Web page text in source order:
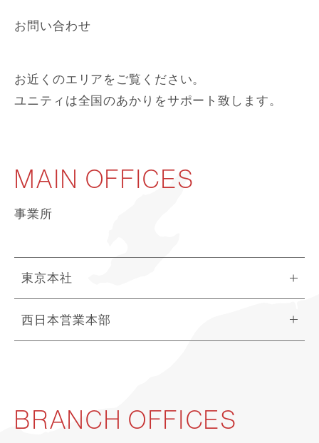
お問い合わせ
お近くのエリアをご覧ください。
ユニティは全国のあかりをサポート致します。
MAIN OFFICES
事業所
東京本社
西日本営業本部
BRANCH OFFICES